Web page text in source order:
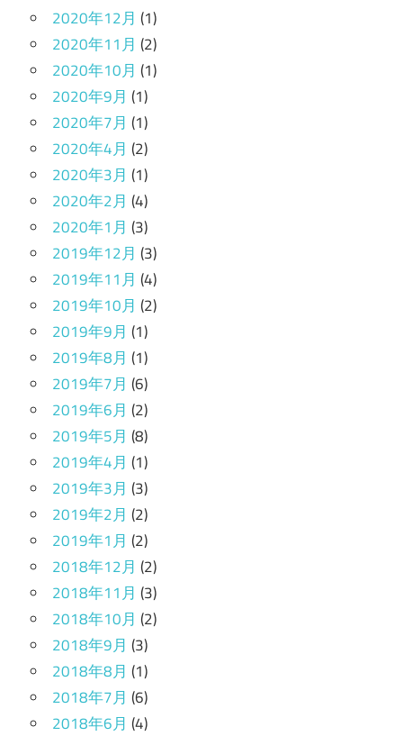
2020年12月 (1)
2020年11月 (2)
2020年10月 (1)
2020年9月 (1)
2020年7月 (1)
2020年4月 (2)
2020年3月 (1)
2020年2月 (4)
2020年1月 (3)
2019年12月 (3)
2019年11月 (4)
2019年10月 (2)
2019年9月 (1)
2019年8月 (1)
2019年7月 (6)
2019年6月 (2)
2019年5月 (8)
2019年4月 (1)
2019年3月 (3)
2019年2月 (2)
2019年1月 (2)
2018年12月 (2)
2018年11月 (3)
2018年10月 (2)
2018年9月 (3)
2018年8月 (1)
2018年7月 (6)
2018年6月 (4)